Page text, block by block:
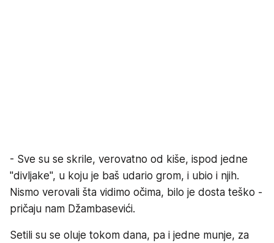
- Sve su se skrile, verovatno od kiše, ispod jedne
"divljake", u koju je baš udario grom, i ubio i njih.
Nismo verovali šta vidimo očima, bilo je dosta teško -
pričaju nam Džambasevići.
Setili su se oluje tokom dana, pa i jedne munje, za